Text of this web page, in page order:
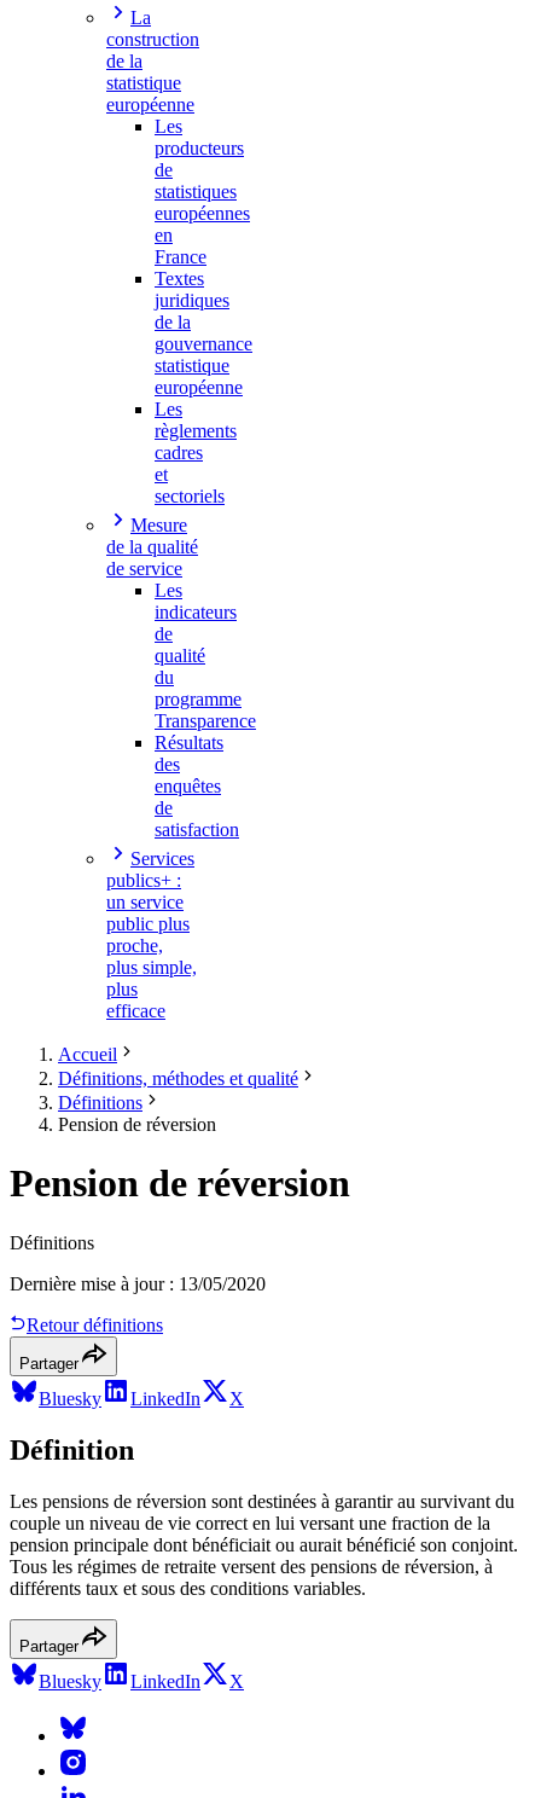
La
construction
de la
statistique
européenne
Les
producteurs
de
statistiques
européennes
en
France
Textes
juridiques
de la
gouvernance
statistique
européenne
Les
règlements
cadres
et
sectoriels
Mesure
de la qualité
de service
Les
indicateurs
de
qualité
du
programme
Transparence
Résultats
des
enquêtes
de
satisfaction
Services
publics+ :
un service
public plus
proche,
plus simple,
plus
efficace
Accueil
Définitions, méthodes et qualité
Définitions
Pension de réversion
Pension de réversion
Définitions
Dernière mise à jour: 13/05/2020
Retour définitions
Partager
Bluesky LinkedIn X
Définition
Les pensions de réversion sont destinées à garantir au survivant du
couple un niveau de vie correct en lui versant une fraction de la
pension principale dont bénéficiait ou aurait bénéficié son conjoint.
Tous les régimes de retraite versent des pensions de réversion, à
différents taux et sous des conditions variables.
Partager
Bluesky LinkedIn X